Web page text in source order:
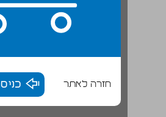
חזרה לאתר